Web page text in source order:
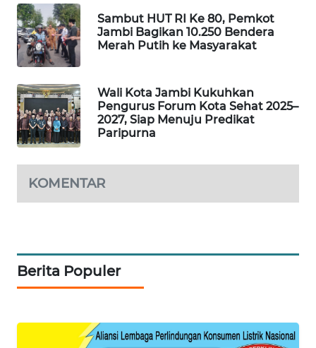
Sambut HUT RI Ke 80, Pemkot
Jambi Bagikan 10.250 Bendera
Merah Putih ke Masyarakat
Wali Kota Jambi Kukuhkan
Pengurus Forum Kota Sehat 2025–
2027, Siap Menuju Predikat
Paripurna
KOMENTAR
Berita Populer
LPKKI
LKKI
KOPEKLIN
PORTAL
FORWAMKI
FORJASIDA